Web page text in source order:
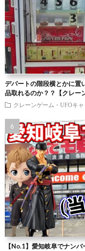
デパートの階段横とかに置
品取れるのか？？【クレー
クレーンゲーム・UFOキ
【No.1】愛知岐阜でナン